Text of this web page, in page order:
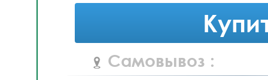
Самовывоз :